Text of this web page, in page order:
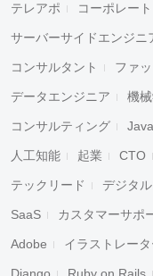
テレアポ コーポレート
サーバーサイドエンジニ
コンサルタント ファ
データエンジニア 機
コンサルティング
人工知能 起業 CTO
テックリード デジタ
SaaS カスタマーサポ
Adobe イラストレータ